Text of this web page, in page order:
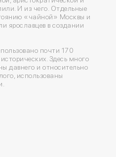
И из чего. Отдельные
«чайной» Москвы и
ярославцев в создании
почти 170
Здесь много
давнего и относительно
использованы